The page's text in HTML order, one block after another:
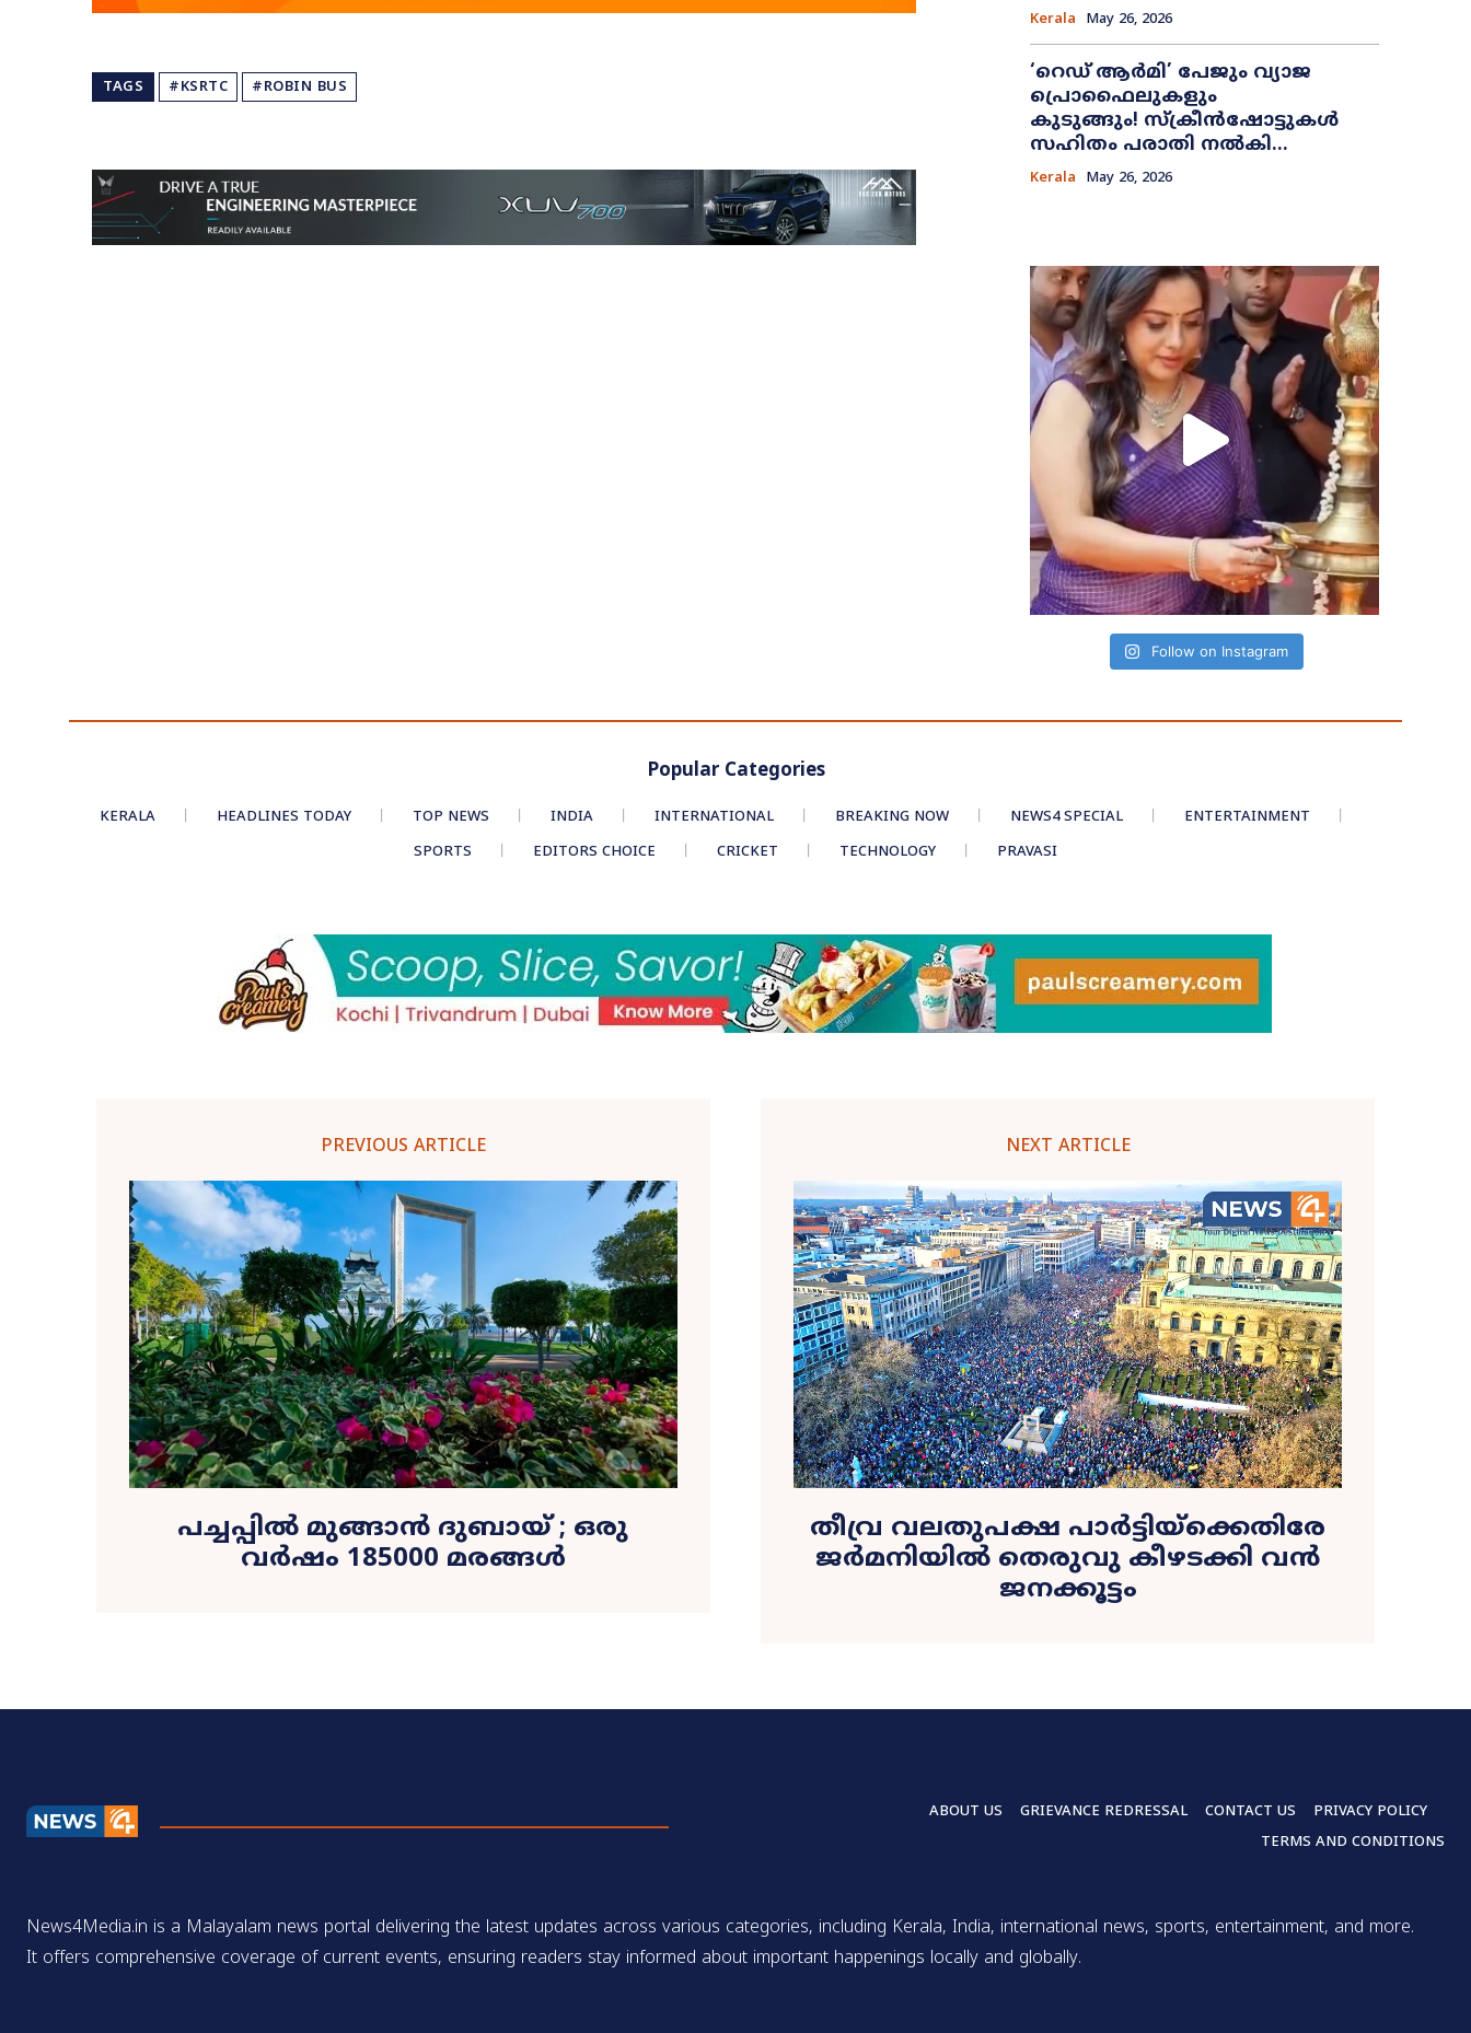
TAGS #KSRTC #ROBIN BUS
Kerala May 26, 2026
​‘റെഡ് ആർമി’ പേജും വ്യാജ
പ്രൊഫൈലുകളും
കുടുങ്ങും! സ്ക്രീൻഷോട്ടുകൾ
സഹിതം പരാതി നൽകി...
Kerala May 26, 2026
Follow on Instagram
Popular Categories
KERALA HEADLINES TODAY TOP NEWS INDIA INTERNATIONAL BREAKING NOW NEWS4 SPECIAL
ENTERTAINMENT
SPORTS
EDITORS CHOICE CRICKET TECHNOLOGY PRAVASI
PREVIOUS ARTICLE
പച്ചപ്പിൽ മുങ്ങാൻ ദുബായ് ; ഒരു
വർഷം 185000 മരങ്ങൾ
NEXT ARTICLE
തീവ്ര വലതുപക്ഷ പാർട്ടിയ്‌ക്കെതിരേ
ജർമനിയിൽ തെരുവു കീഴടക്കി വൻ
ജനക്കൂട്ടം
ABOUT US GRIEVANCE REDRESSAL CONTACT US
PRIVACY POLICY
TERMS AND CONDITIONS
News4Media.in is a Malayalam news portal delivering the latest updates across various categories, including Kerala, India, international news, sports, entertainment, and more.
It offers comprehensive coverage of current events, ensuring readers stay informed about important happenings locally and globally.